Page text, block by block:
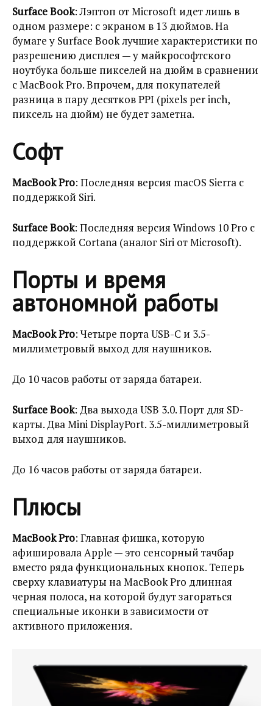
Surface Book: Лэптоп от Microsoft идет лишь в
одном размере: с экраном в 13 дюймов. На
бумаге у Surface Book лучшие характеристики по
разрешению дисплея — у майкрософтского
ноутбука больше пикселей на дюйм в сравнении
с MacBook Pro. Впрочем, для покупателей
разница в пару десятков PPI (pixels per inch,
пиксель на дюйм) не будет заметна.
Софт
MacBook Pro: Последняя версия macOS Sierra с
поддержкой Siri.
Surface Book: Последняя версия Windows 10 Pro с
поддержкой Cortana (аналог Siri от Microsoft).
Порты и время
автономной работы
MacBook Pro: Четыре порта USB-C и 3.5-
миллиметровый выход для наушников.
До 10 часов работы от заряда батареи.
Surface Book: Два выхода USB 3.0. Порт для SD-
карты. Два Mini DisplayPort. 3.5-миллиметровый
выход для наушников.
До 16 часов работы от заряда батареи.
Плюсы
MacBook Pro: Главная фишка, которую
афишировала Apple — это сенсорный тачбар
вместо ряда функциональных кнопок. Теперь
сверху клавиатуры на MacBook Pro длинная
черная полоса, на которой будут загораться
специальные иконки в зависимости от
активного приложения.